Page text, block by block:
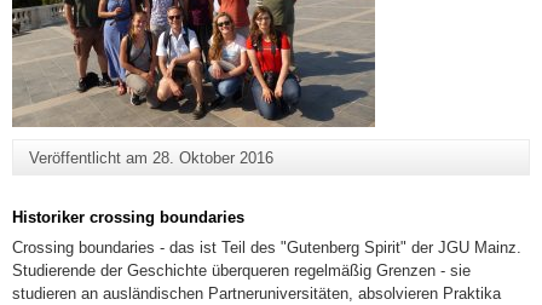
Veröffentlicht am 28. Oktober 2016
Historiker crossing boundaries
Crossing boundaries - das ist Teil des "Gutenberg Spirit" der JGU Mainz.
Studierende der Geschichte überqueren regelmäßig Grenzen - sie
studieren an ausländischen Partneruniversitäten, absolvieren Praktika